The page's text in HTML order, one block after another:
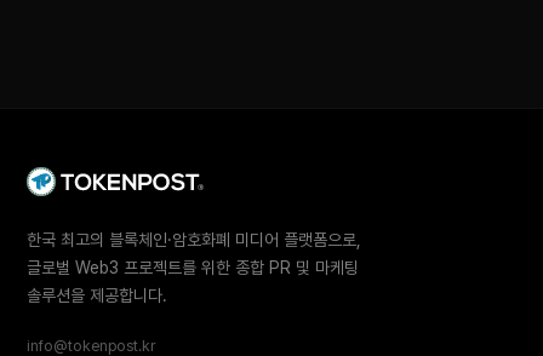
한국 최고의 블록체인·암호화폐 미디어 플랫폼으로,
글로벌 Web3 프로젝트를 위한 종합 PR 및 마케팅
솔루션을 제공합니다.
info@tokenpost.kr